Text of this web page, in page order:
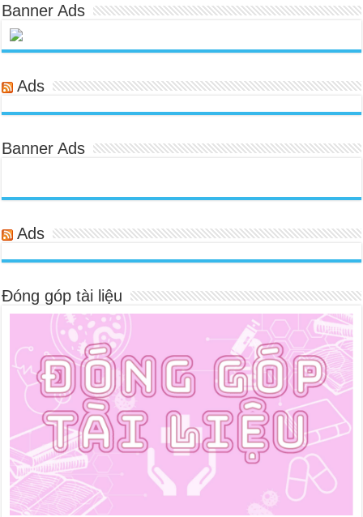
Banner Ads
Ads
Banner Ads
Ads
Đóng góp tài liệu